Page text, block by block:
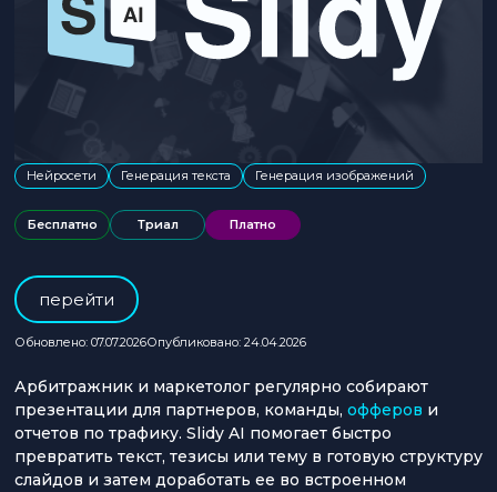
Нейросети Генерация текста Генерация изображений
Бесплатно Триал Платно
перейти
Обновлено: 07.07.2026Опубликовано: 24.04.2026
Арбитражник и маркетолог регулярно собирают
презентации для партнеров, команды, офферов и
отчетов по трафику. Slidy AI помогает быстро
превратить текст, тезисы или тему в готовую структуру
слайдов и затем доработать ее во встроенном